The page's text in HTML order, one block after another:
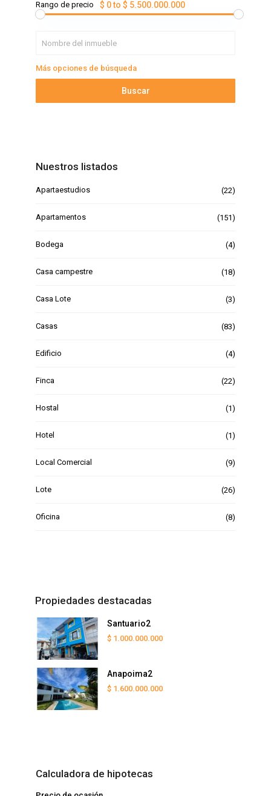
Rango de precio $ 0 to $ 5.500.000.000
Más opciones de búsqueda
Buscar
Nuestros listados
Apartaestudios (22)
Apartamentos (151)
Bodega (4)
Casa campestre (18)
Casa Lote (3)
Casas (83)
Edificio (4)
Finca (22)
Hostal (1)
Hotel (1)
Local Comercial (9)
Lote (26)
Oficina (8)
Propiedades destacadas
Santuario2
$ 1.000.000.000
Anapoima2
$ 1.600.000.000
Calculadora de hipotecas